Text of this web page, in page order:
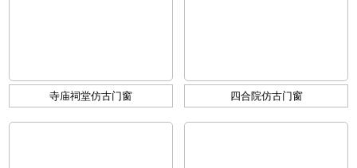
寺庙祠堂仿古门窗 四合院仿古门窗